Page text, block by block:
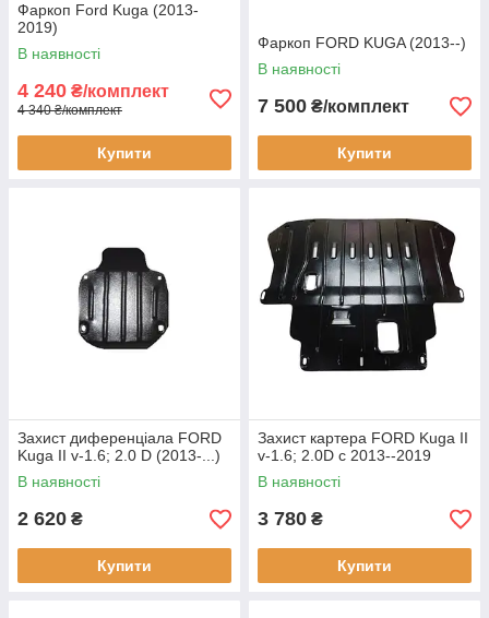
Фаркоп Ford Kuga (2013-
2019)
В наявності
4 240 ₴/комплект
4 340 ₴/комплект
Купити
Фаркоп FORD KUGA (2013--)
В наявності
7 500 ₴/комплект
Купити
Захист диференціала FORD
Kuga II v-1.6; 2.0 D (2013-...)
В наявності
2 620 ₴
Купити
Захист картера FORD Kuga II
v-1.6; 2.0D c 2013--2019
В наявності
3 780 ₴
Купити